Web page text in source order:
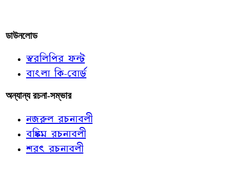
ডাউনলোড
স্বরলিপির ফন্ট
বাংলা কি-বোর্ড
অন্যান্য রচনা-সম্ভার
নজরুল রচনাবলী
বঙ্কিম রচনাবলী
শরৎ রচনাবলী